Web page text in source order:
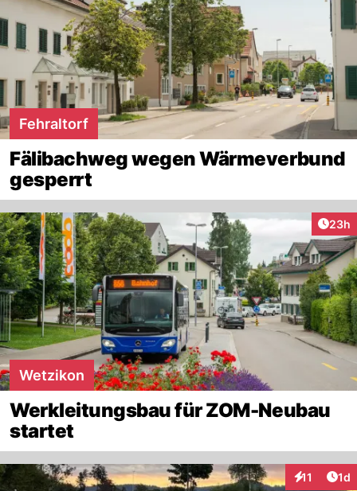
Fehraltorf
Fälibachweg wegen Wärmeverbund
gesperrt
23h
Wetzikon
Werkleitungsbau für ZOM-Neubau
startet
11 1d